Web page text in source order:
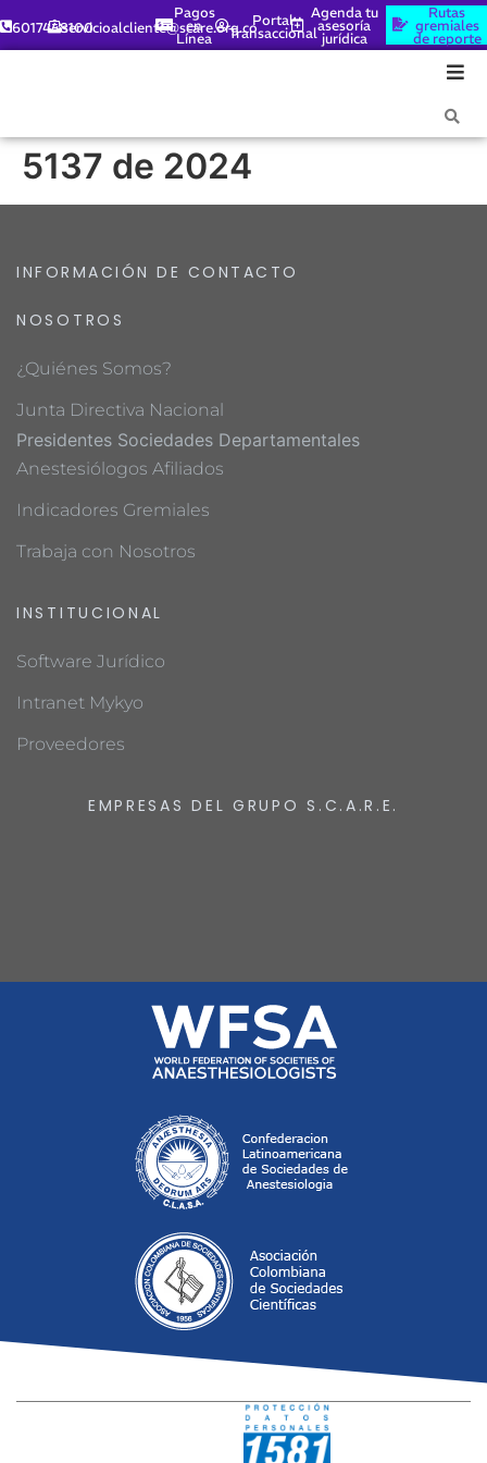
6017448100servicioalcliente@scare.org.co
Pagos
en
Línea
Portal
Transaccional
Agenda tu
asesoría
jurídica
Rutas
gremiales
de reporte
5137 de 2024
INFORMACIÓN DE CONTACTO
NOSOTROS
¿Quiénes Somos?
Junta Directiva Nacional
Presidentes Sociedades Departamentales
Anestesiólogos Afiliados
Indicadores Gremiales
Trabaja con Nosotros
INSTITUCIONAL
Software Jurídico
Intranet Mykyo
Proveedores
EMPRESAS DEL GRUPO S.C.A.R.E.